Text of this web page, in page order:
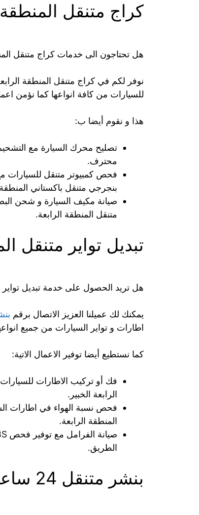
كراج متنقل المنطقة
هل تحتاجون الى خدمات كراج متنقل
نوفر لكم في كراج متنقل المنطقة
للسيارات من كافة انواعها كما نؤمن
هذا و نقوم أيضا ب:
تصليح محرك السيارة مع
محترف.
فحص كمبيوتر متنقل للسيارات
بنجرجي متنقل باكستاني المنطقة
صيانة مكيف السيارة و شحن
متنقل المنطقة الرابعة.
تبديل تواير متنقل
هل تريد الحصول على خدمة تبديل تواير
يمكنك لك عميلنا العزيز الاتصال برقم
اطارات و تواير السيارات من جميع
كما نستطيع أيضا توفير الاعمال الاتية:
فك أو تركيب الاطارات
الرابعة الخبير.
فحص نسبة الهواء في اطارات
المنطقة الرابعة.
الطريق.
بنشر متنقل 24 ساعة المنطقة الرابعة